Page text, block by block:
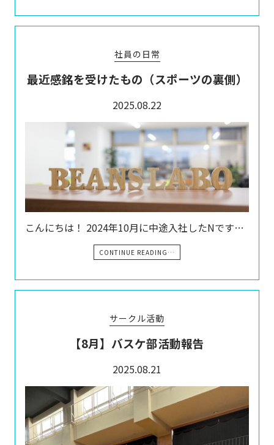
社員の日常
最近感銘を受けたもの（スポーツの裏側）
2025.08.22
こんにちは！ 2024年10月に中途入社したNです…
CONTINUE READING…
サークル活動
【8月】バスケ部活動報告
2025.08.21